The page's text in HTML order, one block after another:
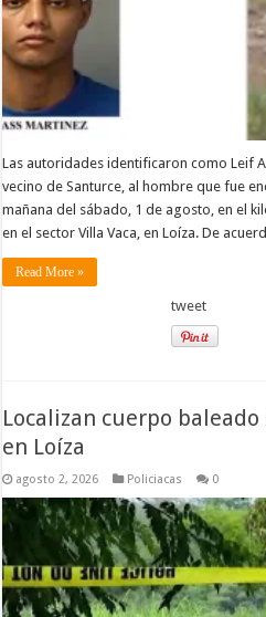
Las autoridades identificaron como Leif
vecino de Santurce, al hombre que fue
mañana del sábado, 1 de agosto, en el
en el sector Villa Vaca, en Loíza. De
Read More »
tweet
Localizan cuerpo baleado
en Loíza
agosto 2, 2026 Policiacas 0